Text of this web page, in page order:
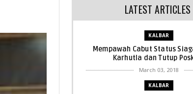
LATEST ARTICLES
KALBAR
Mempawah Cabut Status
Karhutla dan Tutup
March 03, 2018
KALBAR